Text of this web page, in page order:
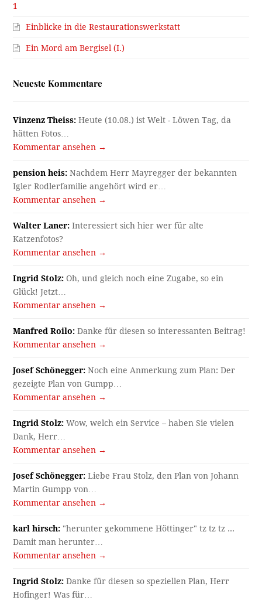
1
Einblicke in die Restaurationswerkstatt
Ein Mord am Bergisel (I.)
Neueste Kommentare
Vinzenz Theiss: Heute (10.08.) ist Welt - Löwen Tag, da
hätten Fotos…
Kommentar ansehen →
pension heis: Nachdem Herr Mayregger der bekannten
Igler Rodlerfamilie angehört wird er…
Kommentar ansehen →
Walter Laner: Interessiert sich hier wer für alte
Katzenfotos?
Kommentar ansehen →
Ingrid Stolz: Oh, und gleich noch eine Zugabe, so ein
Glück! Jetzt…
Kommentar ansehen →
Manfred Roilo: Danke für diesen so interessanten Beitrag!
Kommentar ansehen →
Josef Schönegger: Noch eine Anmerkung zum Plan: Der
gezeigte Plan von Gumpp…
Kommentar ansehen →
Ingrid Stolz: Wow, welch ein Service – haben Sie vielen
Dank, Herr…
Kommentar ansehen →
Josef Schönegger: Liebe Frau Stolz, den Plan von Johann
Martin Gumpp von…
Kommentar ansehen →
karl hirsch: "herunter gekommene Höttinger" tz tz tz ...
Damit man herunter…
Kommentar ansehen →
Ingrid Stolz: Danke für diesen so speziellen Plan, Herr
Hofinger! Was für…